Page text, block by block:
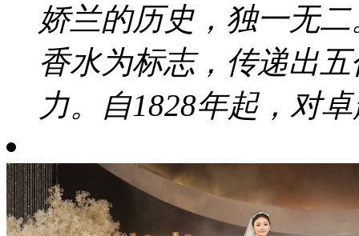
娇兰的历史，独一无
香水为标志，传递出
力。自1828年起，对